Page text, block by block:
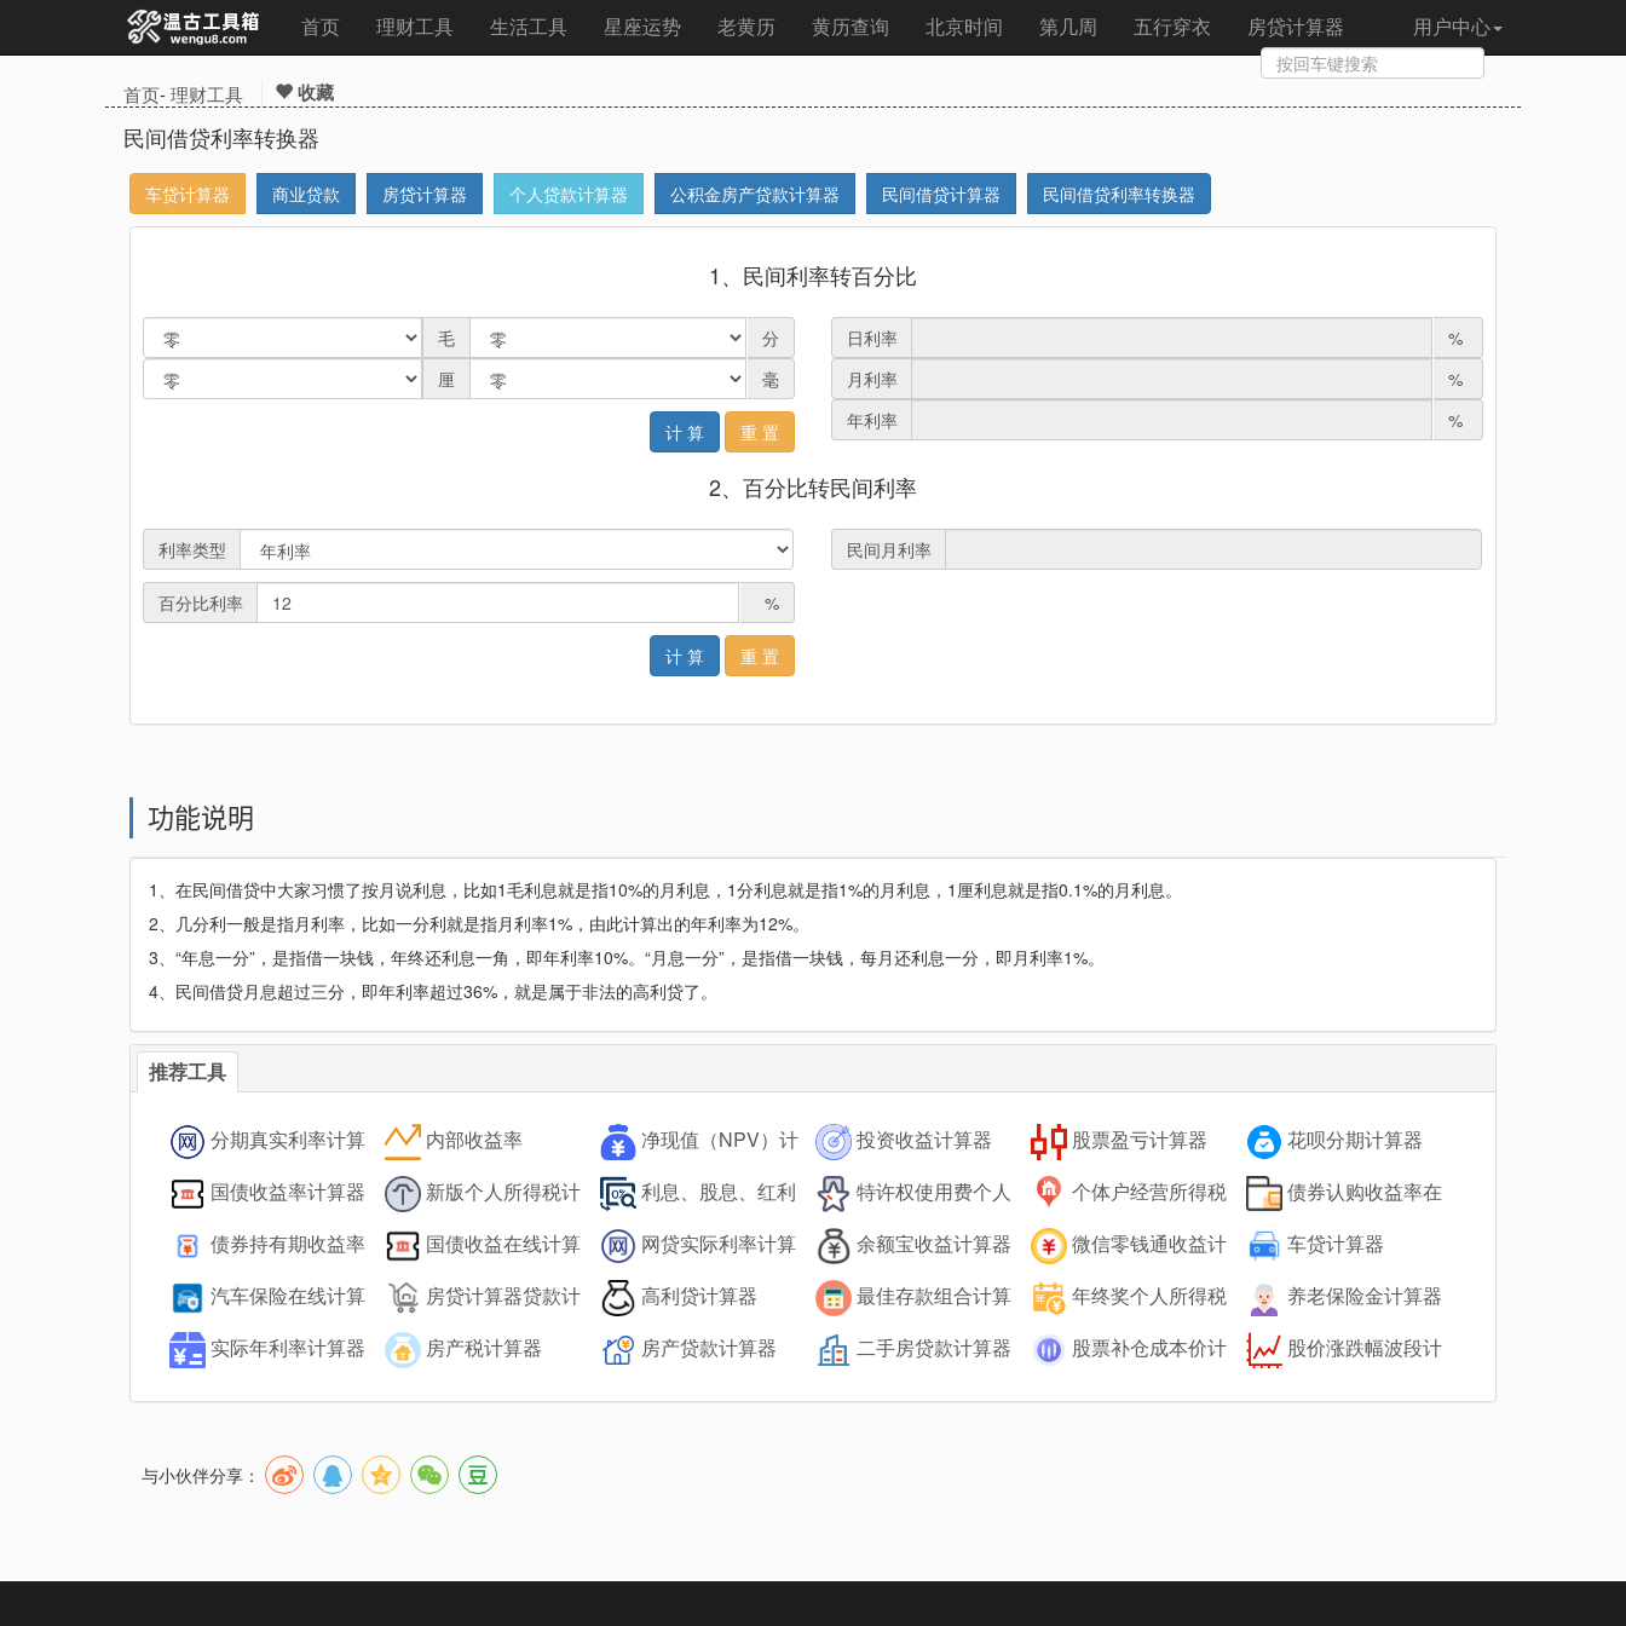
首页 理财工具 生活工具 星座运势 老黄历 黄历查询 北京时间 第几周 五行穿衣 房贷计算器 用户中心
首页-理财工具 收藏
民间借贷利率转换器
车贷计算器 商业贷款 房贷计算器 个人贷款计算器 公积金房产贷款计算器 民间借贷计算器 民间借贷利率转换器
1、民间利率转百分比
毛
分
厘
毫
计 算 重 置
日利率
%
月利率
%
年利率
%
2、百分比转民间利率
利率类型
百分比利率 %
计 算 重 置
民间月利率
功能说明
1、在民间借贷中大家习惯了按月说利息，比如1毛利息就是指10%的月利息，1分利息就是指1%的月利息，1厘利息就是指0.1%的月利息。
2、几分利一般是指月利率，比如一分利就是指月利率1%，由此计算出的年利率为12%。
3、“年息一分”，是指借一块钱，年终还利息一角，即年利率10%。“月息一分”，是指借一块钱，每月还利息一分，即月利率1%。
4、民间借贷月息超过三分，即年利率超过36%，就是属于非法的高利贷了。
推荐工具
分期真实利率计算
器
内部收益率
（IRR）计算器
净现值（NPV）计
算器
投资收益计算器 股票盈亏计算器
花呗分期计算器
国债收益率计算器
新版个人所得税计
算器
利息、股息、红利
所得税计算器在线计算
工具
特许权使用费个人
所得税计算器
个体户经营所得税
在线计算
债券认购收益率在
线计算
债券持有期收益率
在线计算
国债收益在线计算
器
网贷实际利率计算
器
余额宝收益计算器
微信零钱通收益计
算器
车贷计算器
汽车保险在线计算
房贷计算器贷款计
算器
高利贷计算器
最佳存款组合计算
器
年终奖个人所得税
养老保险金计算器
实际年利率计算器
房产税计算器 房产贷款计算器 二手房贷款计算器
股票补仓成本价计
股价涨跌幅波段计
与小伙伴分享：